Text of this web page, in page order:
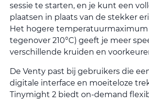
sessie te starten, en je kunt een
plaatsen in plaats van de stekker
Het hogere temperatuurmaximum
tegenover 210°C) geeft je meer
verschillende kruiden en
De Venty past bij gebruikers die
digitale interface en moeiteloze
Tinymight 2 biedt on-demand